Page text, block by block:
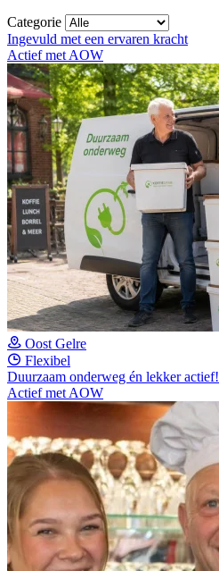
Categorie
Ingevuld met een ervaren kracht
Actief met AOW
Oost Gelre
Flexibel
Duurzaam onderweg én lekker actief!
Actief met AOW